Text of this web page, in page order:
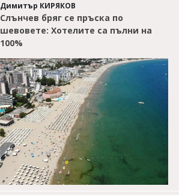
Димитър КИРЯКОВ
Слънчев бряг се пръска по
шевовете: Хотелите са пълни на
100%